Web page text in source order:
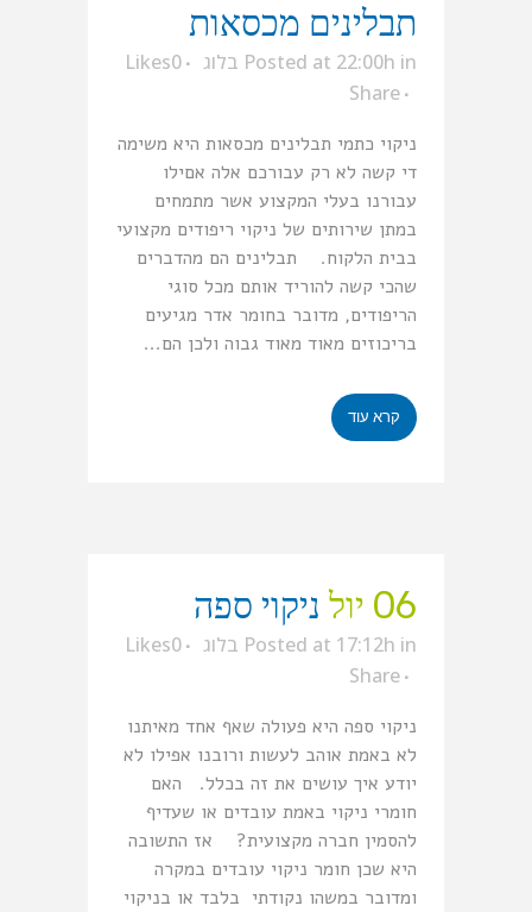
תבלינים מכסאות
Posted at 22:00h in בלוג 0
Likes
Share
ניקוי כתמי תבלינים מכסאות היא משימה
די קשה לא רק עבורכם אלה אםילו
עבורנו בעלי המקצוע אשר מתמחים
במתן שירותים של ניקוי ריפודים מקצועי
בבית הלקוח. תבלינים הם מהדברים
שהכי קשה להוריד אותם מכל סוגי
הריפודים, מדובר בחומר אדר מגיעים
בריכוזים מאוד מאוד גבוה ולכן הם...
קרא עוד
06 יול ניקוי ספה
Posted at 17:12h in בלוג 0
Likes
Share
ניקוי ספה היא פעולה שאף אחד מאיתנו
לא באמת אוהב לעשות ורובנו אפילו לא
יודע איך עושים את זה בכלל. האם
חומרי ניקוי באמת עובדים או שעדיף
להסמין חברה מקצועית? אז התשובה
היא שכן חומר ניקוי עובדים במקרה
ומדובר במשהו נקודתי בלבד או בניקוי